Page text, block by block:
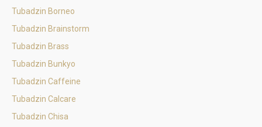
Tubadzin Borneo
Tubadzin Brainstorm
Tubadzin Brass
Tubadzin Bunkyo
Tubadzin Caffeine
Tubadzin Calcare
Tubadzin Chisa